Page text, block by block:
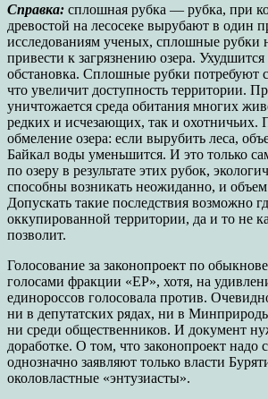
Справка: сплошная рубка — рубка, при
древостой на лесосеке вырубают в один
исследованиям ученых, сплошные рубки
привести к загрязнению озера.
обстановка. Сплошные рубки потребуют
что увеличит доступность территории.
уничтожается среда обитания многих
редких и исчезающих, так и охотничьих.
обмеление озера: если вырубить леса,
Байкал воды уменьшится. И это только
по озеру в результате этих рубок,
способны возникать неожиданно, и
Допускать такие последствия возможно
оккупированной территории, да и то не
позволит.
Голосование за законопроект по
голосами фракции «ЕР», хотя, на
единороссов голосовала против.
ни в депутатских рядах, ни в
ни среди общественников. И документ
доработке. О том, что законопроект надо
однозначно заявляют только власти
околовластные «энтузиасты».